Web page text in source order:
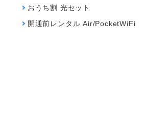
おうち割 光セット
開通前レンタル Air/PocketWiFi